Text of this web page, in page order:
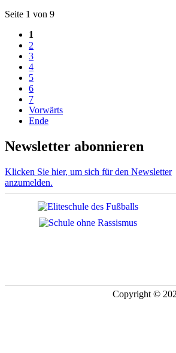
Seite 1 von 9
1
2
3
4
5
6
7
Vorwärts
Ende
Newsletter abonnieren
Klicken Sie hier, um sich für den Newsletter
anzumelden.
Copyright ©